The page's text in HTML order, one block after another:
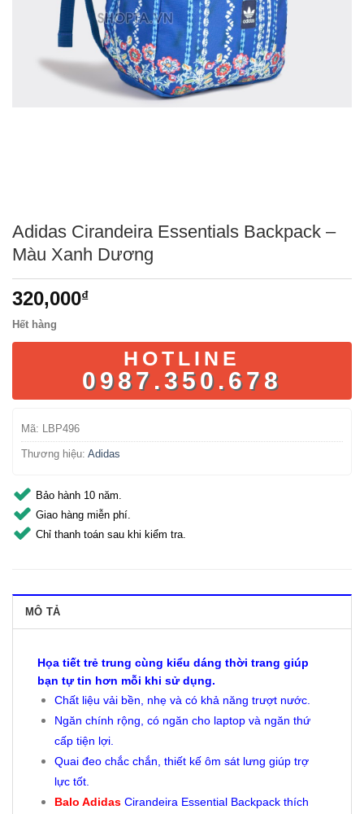
Adidas Cirandeira Essentials Backpack –
Màu Xanh Dương
320,000₫
Hết hàng
HOTLINE
0987.350.678
Mã: LBP496
Thương hiệu: Adidas
Bảo hành 10 năm.
Giao hàng miễn phí.
Chỉ thanh toán sau khi kiểm tra.
MÔ TẢ
Họa tiết trẻ trung cùng kiểu dáng thời trang giúp
bạn tự tin hơn mỗi khi sử dụng.
Chất liệu vải bền, nhẹ và có khả năng trượt nước.
Ngăn chính rộng, có ngăn cho laptop và ngăn thứ
cấp tiện lợi.
Quai đeo chắc chắn, thiết kế ôm sát lưng giúp trợ
lực tốt.
Balo AdidasCirandeira Essential Backpack thích